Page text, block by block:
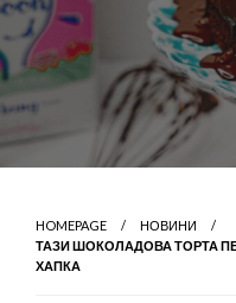
HOMEPAGE
НОВИНИ
ТАЗИ ШОКОЛАДОВА ТОРТА
ХАПКА